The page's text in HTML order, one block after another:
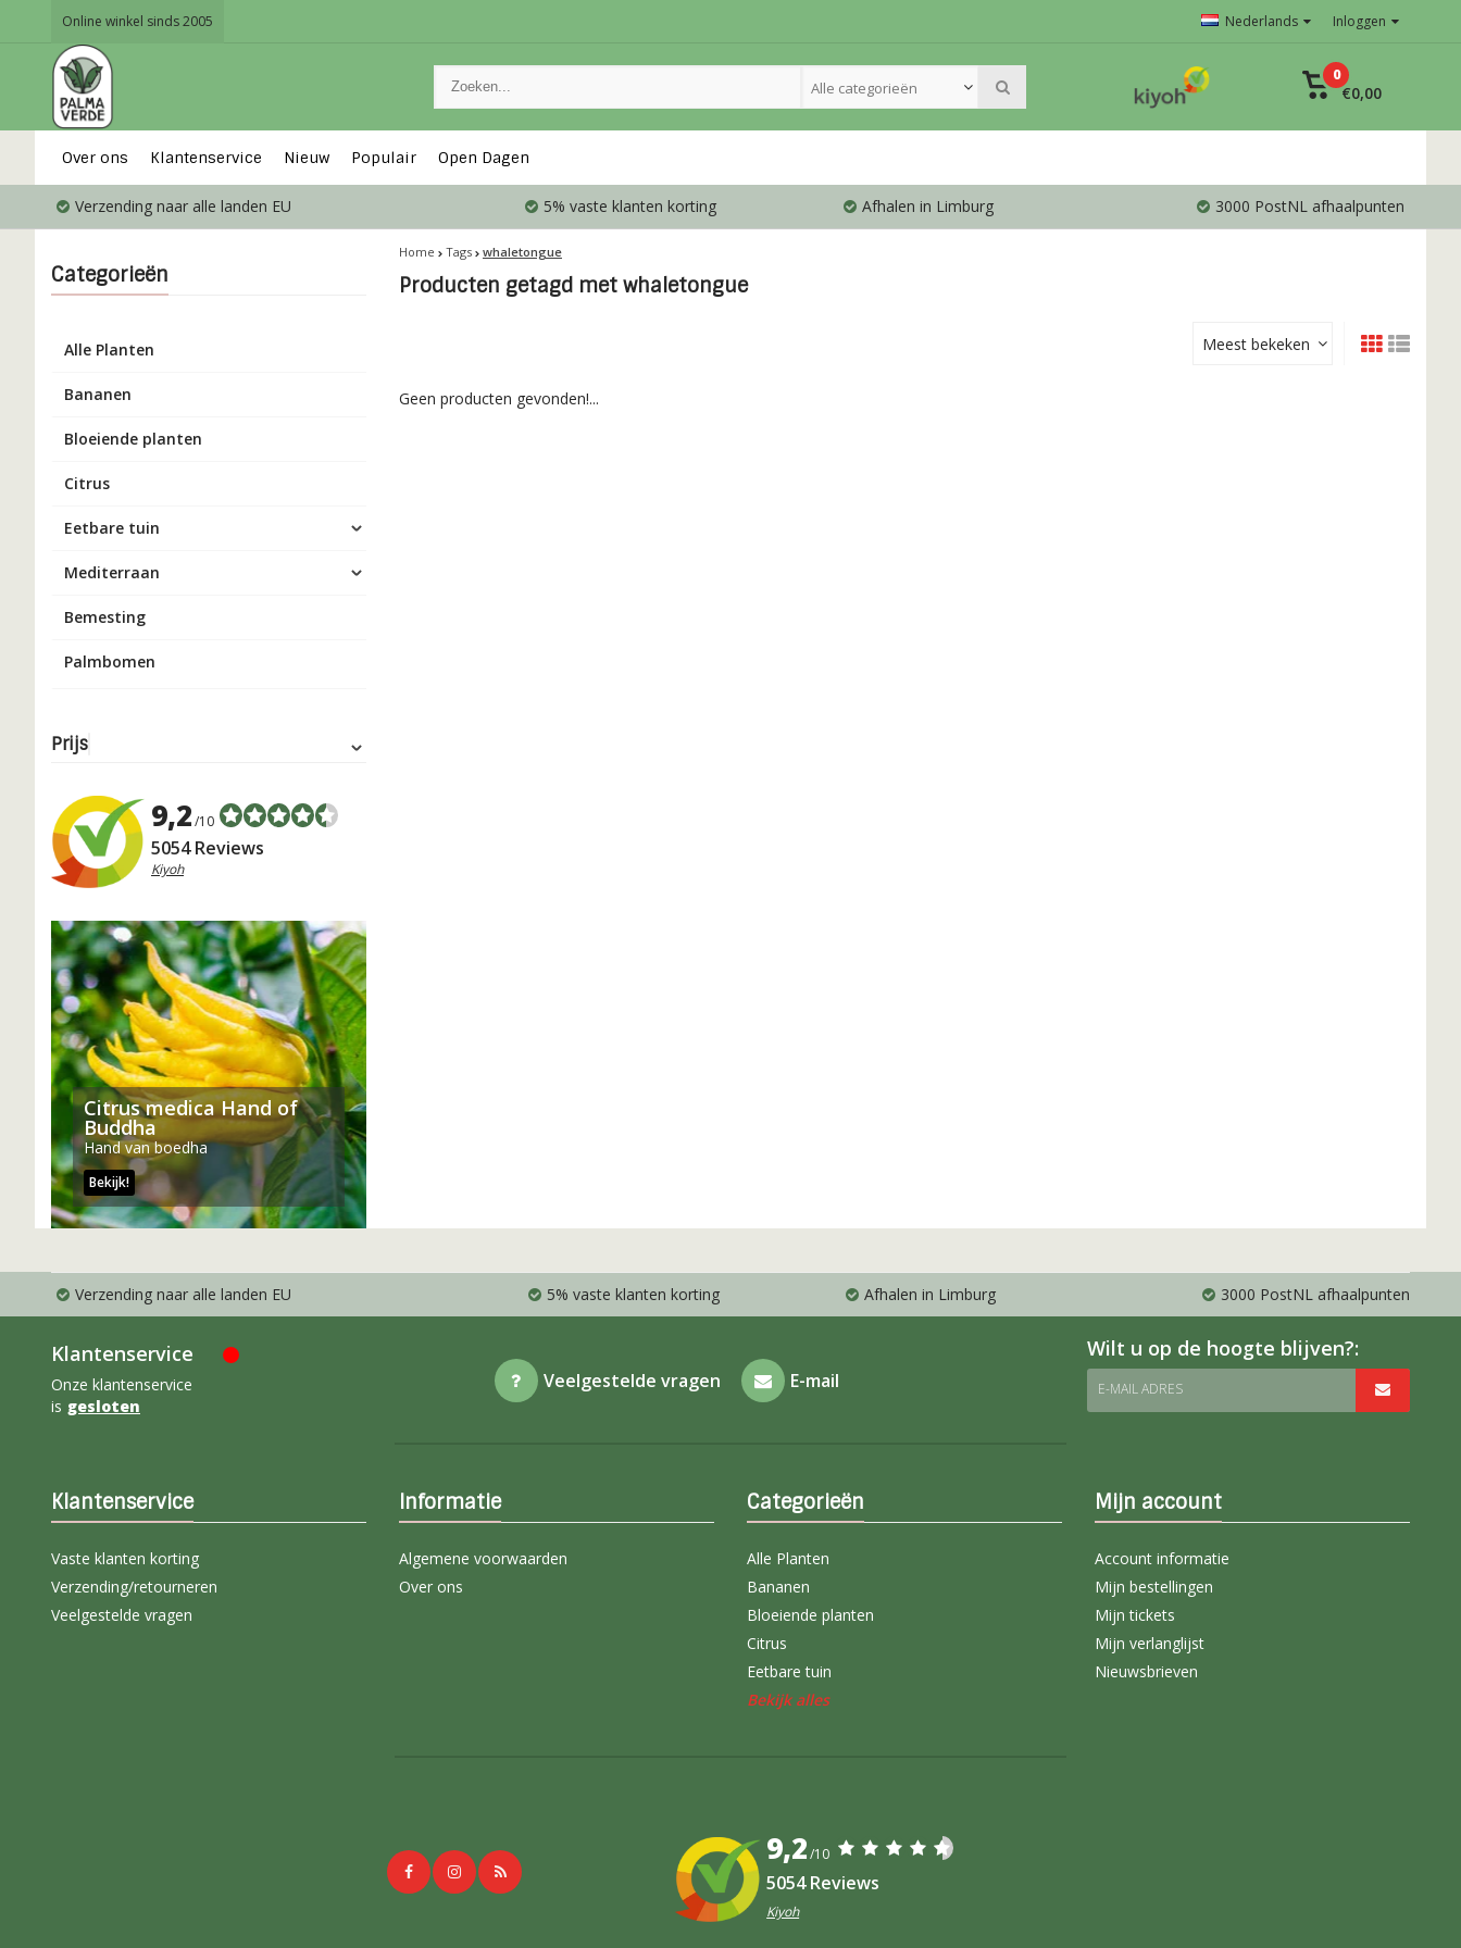
Online winkel sinds 2005 Nederlands Inloggen
Alle categorieën
0
€0,00
Over ons Klantenservice Nieuw Populair Open Dagen
Verzending naar alle landen EU 5% vaste klanten korting Afhalen in Limburg 3000 PostNL afhaalpunten
Categorieën
Alle Planten
Bananen
Bloeiende planten
Citrus
Eetbare tuin
Mediterraan
Bemesting
Palmbomen
Prijs
9,2/10
5054 Reviews
Kiyoh
Citrus medica Hand of
Buddha
Hand van boedha
Bekijk!
Home Tags whaletongue
Producten getagd met whaletongue
Meest bekeken
Geen producten gevonden!...
Verzending naar alle landen EU 5% vaste klanten korting Afhalen in Limburg 3000 PostNL afhaalpunten
Klantenservice
Onze klantenservice
is gesloten
Veelgestelde vragen E-mail
Wilt u op de hoogte blijven?:
E-MAIL ADRES
Klantenservice
Vaste klanten korting
Verzending/retourneren
Veelgestelde vragen
Informatie
Algemene voorwaarden
Over ons
Categorieën
Alle Planten
Bananen
Bloeiende planten
Citrus
Eetbare tuin
Bekijk alles
Mijn account
Account informatie
Mijn bestellingen
Mijn tickets
Mijn verlanglijst
Nieuwsbrieven
9,2/10
5054 Reviews
Kiyoh